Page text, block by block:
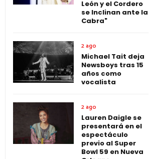
León y el Cordero
se Inclinan ante la
Cabra"
2 ago
Michael Tait deja
Newsboys tras 15
años como
vocalista
2 ago
Lauren Daigle se
presentará en el
espectáculo
previo al Super
Bowl 59 en Nueva